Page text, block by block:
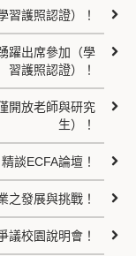
習護照認證）！
躍出席參加（學
習護照認證）！
開放老師與研究
生）！
談ECFA論壇！
之發展與挑戰！
議校園說明會！